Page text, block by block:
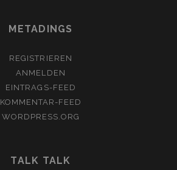
METADINGS
REGISTRIEREN
ANMELDEN
EINTRAGS-FEED
KOMMENTAR-FEED
WORDPRESS.ORG
TALK TALK